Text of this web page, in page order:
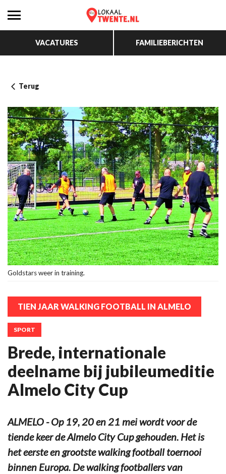
VACATURES FAMILIEBERICHTEN
Terug
Goldstars weer in training.
TIEN JAAR WALKING FOOTBALL IN ALMELO
SPORT
Brede, internationale
deelname bij jubileumeditie
Almelo City Cup
ALMELO - Op 19, 20 en 21 mei wordt voor de
tiende keer de Almelo City Cup gehouden. Het is
het eerste en grootste walking football toernooi
binnen Europa. De walking footballers van